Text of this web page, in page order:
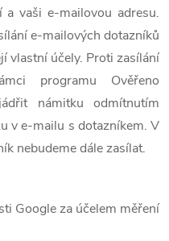
a vaši e-mailovou adresu.
e-mailových dotazníků
vlastní účely. Proti zasílání
programu Ověřeno
námitku odmítnutím
v e-mailu s dotazníkem. V
nebudeme dále zasílat.
Google za účelem měření